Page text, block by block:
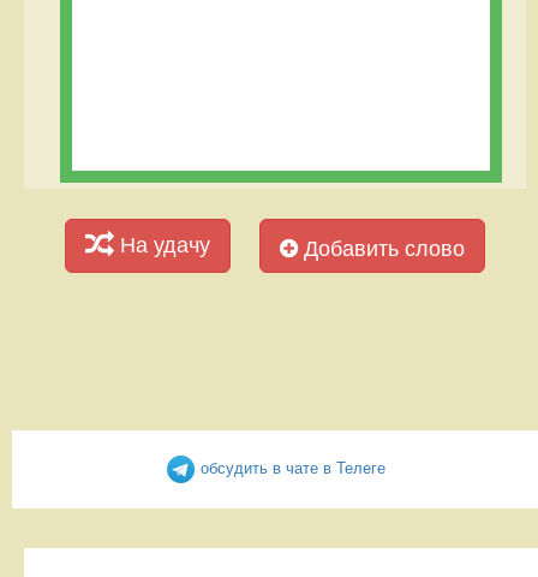
На удачу Добавить слово
обсудить в чате в Телеге